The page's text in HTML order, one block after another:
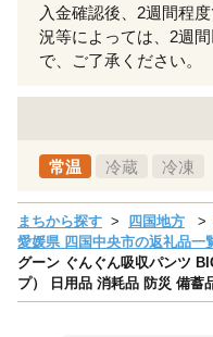
入金確認後、2週間程
況等によっては、2週
で、ご了承ください。
常温 冷蔵 冷凍
まちから探す 四国地方
愛媛県 四国中央市の返礼品一
グーン ぐんぐん吸収パンツ
プ） 日用品 消耗品 防災 備蓄